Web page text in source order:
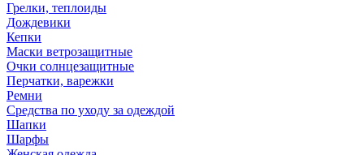
Грелки, теплоиды
Дождевики
Кепки
Маски ветрозащитные
Очки солнцезащитные
Перчатки, варежки
Ремни
Средства по уходу за одеждой
Шапки
Шарфы